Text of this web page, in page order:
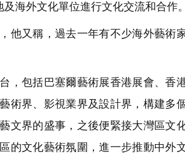
海外文化單位進行文化交流和合作。
他又稱，過去一年有不少海外藝術
，包括巴塞爾藝術展香港展會、香
術界、影視業界及設計界，構建多
文界的盛事，之後便緊接大灣區文
的文化藝術氛圍，進一步推動中外